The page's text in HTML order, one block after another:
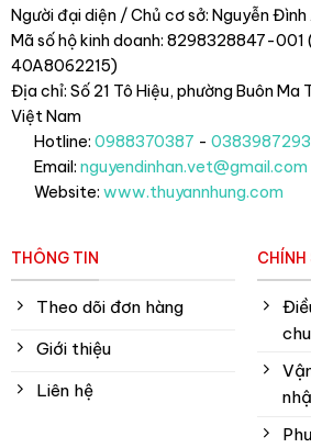
Người đại diện / Chủ cơ sở: Nguyễn Đình
Mã số hộ kinh doanh: 8298328847-001
40A8062215)
Địa chỉ: Số 21 Tô Hiệu, phường Buôn
Việt Nam
Hotline: 0988370387 - 0383987293
Email: nguyendinhan.vet@gmail.com
Website: www.thuyannhung.com
THÔNG TIN
Theo dõi đơn hàng
Giới thiệu
Liên hệ
CHÍNH